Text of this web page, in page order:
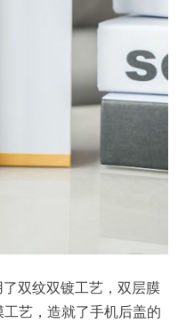
双纹双镀工艺，双层膜
艺，造就了手机后盖的